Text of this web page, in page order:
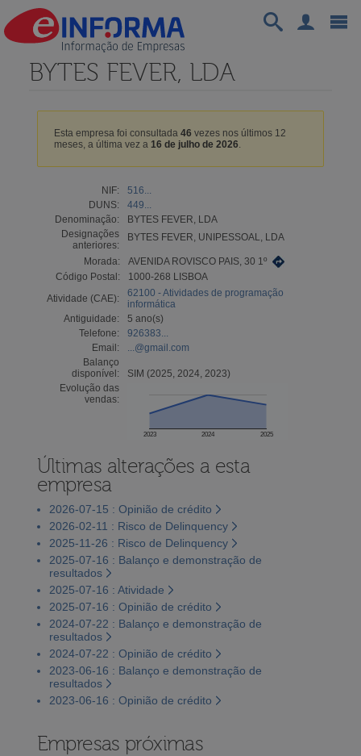
BYTES FEVER, LDA
Esta empresa foi consultada 46 vezes nos últimos 12
meses, a última vez a 16 de julho de 2026.
NIF:
516...
DUNS:
449...
Denominação:
BYTES FEVER, LDA
Designações
anteriores:
BYTES FEVER, UNIPESSOAL, LDA
Morada:
AVENIDA ROVISCO PAIS, 30 1º
Código Postal:
1000-268 LISBOA
Atividade (CAE):
62100 - Atividades de programação
informática
Antiguidade:
5 ano(s)
Telefone:
926383...
Email:
...@gmail.com
Balanço
disponível:
SIM (2025, 2024, 2023)
Evolução das
vendas:
2023 2024 2025
Últimas alterações a esta
empresa
2026-07-15 : Opinião de crédito
2026-02-11 : Risco de Delinquency
2025-11-26 : Risco de Delinquency
2025-07-16 : Balanço e demonstração de
resultados
2025-07-16 : Atividade
2025-07-16 : Opinião de crédito
2024-07-22 : Balanço e demonstração de
resultados
2024-07-22 : Opinião de crédito
2023-06-16 : Balanço e demonstração de
resultados
2023-06-16 : Opinião de crédito
Empresas próximas